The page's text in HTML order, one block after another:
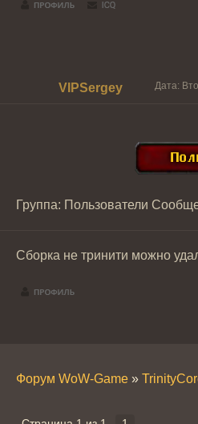
VIPSergey Дата:
Группа: Пользователи
Сборка не тринити можно
Форум WoW-Game »